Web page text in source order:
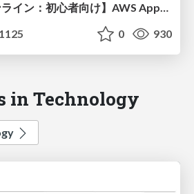
第90回 雲勉【オンライン：初心者向け】AWS App RunnerにLaravelをデプロイしてLINEBotを作ってみよう
0 930
in Technology